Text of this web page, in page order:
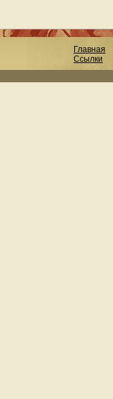
Главная
Ссылки